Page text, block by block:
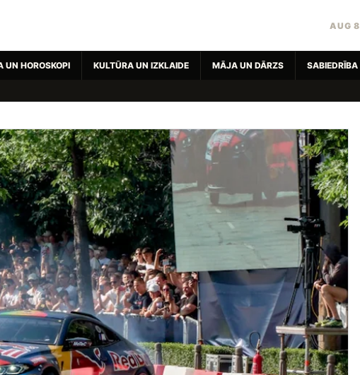
AUG 8
UN HOROSKOPI KULTŪRA UN IZKLAIDE MĀJA UN DĀRZS